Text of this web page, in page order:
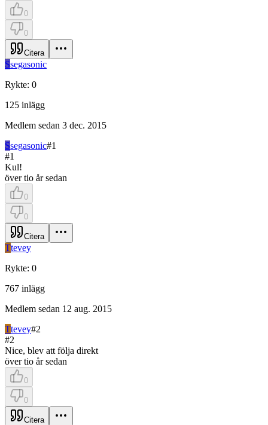
0
0
Citera
Ssegasonic
Rykte: 0
125 inlägg
Medlem sedan 3 dec. 2015
Ssegasonic#1
#1
Kul!
över tio år sedan
0
0
Citera
Ttevey
Rykte: 0
767 inlägg
Medlem sedan 12 aug. 2015
Ttevey#2
#2
Nice, blev att följa direkt
över tio år sedan
0
0
Citera